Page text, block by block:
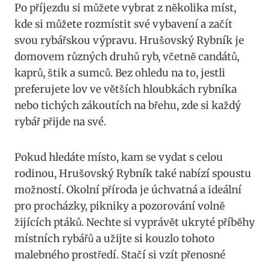
Po příjezdu si můžete vybrat z několika míst,
kde si můžete rozmístit své vybavení a začít
svou rybářskou výpravu. Hrušovský Rybník je
domovem různých druhů ryb, včetně candátů,
kaprů, štik a sumců. Bez ohledu na to, jestli
preferujete lov ve větších hloubkách rybníka
nebo tichých zákoutích na břehu, zde si každý
rybář přijde na své.
Pokud hledáte místo, kam se vydat s celou
rodinou, Hrušovský Rybník také nabízí spoustu
možností. Okolní příroda je úchvatná a ideální
pro procházky, pikniky a pozorování volně
žijících ptáků. Nechte si vyprávět ukryté příběhy
místních rybářů a užijte si kouzlo tohoto
malebného prostředí. Stačí si vzít přenosné